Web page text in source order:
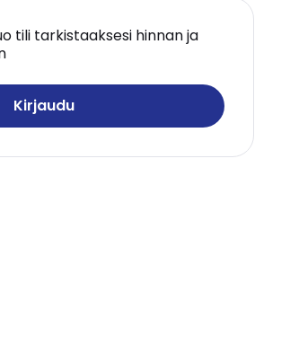
tili tarkistaaksesi hinnan ja
Kirjaudu